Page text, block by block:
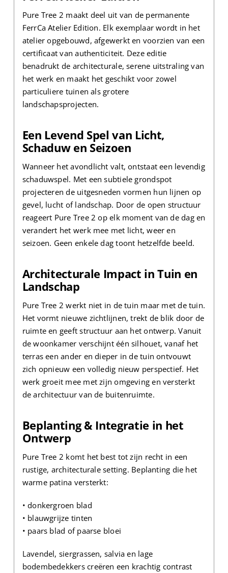
Pure Tree 2 maakt deel uit van de permanente
FerrCa Atelier Edition. Elk exemplaar wordt in het
atelier opgebouwd, afgewerkt en voorzien van een
certificaat van authenticiteit. Deze editie
benadrukt de architecturale, serene uitstraling van
het werk en maakt het geschikt voor zowel
particuliere tuinen als grotere
landschapsprojecten.
Een Levend Spel van Licht,
Schaduw en Seizoen
Wanneer het avondlicht valt, ontstaat een levendig
schaduwspel. Met een subtiele grondspot
projecteren de uitgesneden vormen hun lijnen op
gevel, lucht of landschap. Door de open structuur
reageert Pure Tree 2 op elk moment van de dag en
verandert het werk mee met licht, weer en
seizoen. Geen enkele dag toont hetzelfde beeld.
Architecturale Impact in Tuin en
Landschap
Pure Tree 2 werkt niet in de tuin maar met de tuin.
Het vormt nieuwe zichtlijnen, trekt de blik door de
ruimte en geeft structuur aan het ontwerp. Vanuit
de woonkamer verschijnt één silhouet, vanaf het
terras een ander en dieper in de tuin ontvouwt
zich opnieuw een volledig nieuw perspectief. Het
werk groeit mee met zijn omgeving en versterkt
de architectuur van de buitenruimte.
Beplanting & Integratie in het
Ontwerp
Pure Tree 2 komt het best tot zijn recht in een
rustige, architecturale setting. Beplanting die het
warme patina versterkt:
• donkergroen blad
• blauwgrijze tinten
• paars blad of paarse bloei
Lavendel, siergrassen, salvia en lage
bodembedekkers creëren een krachtig contrast